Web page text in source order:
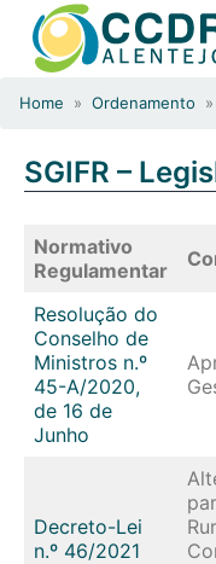
Home » Ordenamento
SGIFR –
Normativo
Regulamentar
Resolução do
Conselho de
Ministros n.º
45-A/2020,
de 16 de
Junho
Decreto-Lei
n.º 46/2021